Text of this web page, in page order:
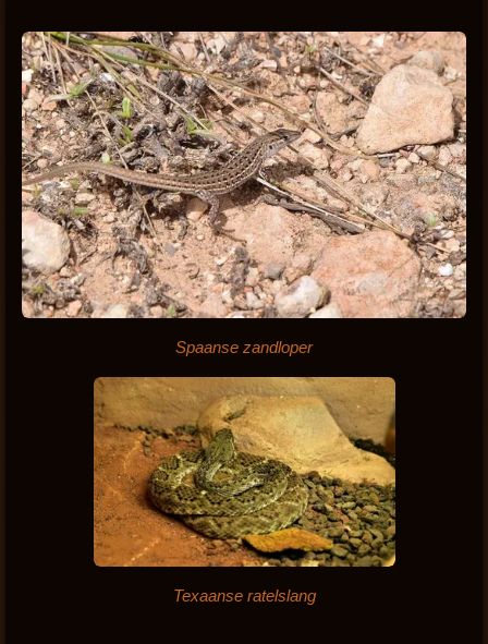
Spaanse zandloper
Texaanse ratelslang